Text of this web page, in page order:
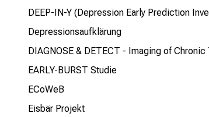
DEEP-IN-Y (Depression Early Prediction
Depressionsaufklärung
DIAGNOSE & DETECT - Imaging of
EARLY-BURST Studie
ECoWeB
Eisbär Projekt